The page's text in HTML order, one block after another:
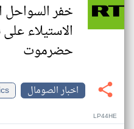
خفر السواحل
الاستيلاء
حضرموت
اخبار الصومال
LP44HE